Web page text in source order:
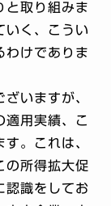
と取り組みま
いく、こうい
わけでありま
いますが、
適用実績、こ
。これは、
の所得拡大促
認識をしてお